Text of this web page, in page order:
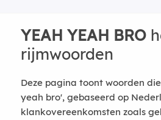
YEAH YEAH BRO
rijmwoorden
Deze pagina toont woorden
yeah bro', gebaseerd op
klankovereenkomsten zoals